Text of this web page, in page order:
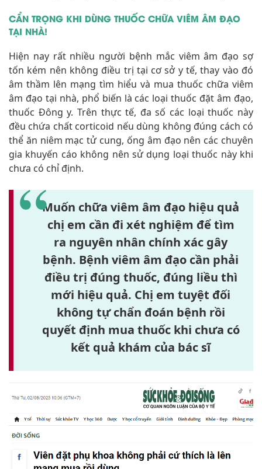
CẨN TRỌNG KHI DÙNG THUỐC CHỮA VIÊM ÂM ĐẠO
TẠI NHÀ!
Hiện nay rất nhiều người bệnh mắc viêm âm đạo sợ
tốn kém nên không điều trị tại cơ sở y tế, thay vào đó
âm thầm lên mạng tìm hiểu và mua thuốc chữa viêm
âm đạo tại nhà, phổ biến là các loại thuốc đặt âm đạo,
thuốc Đông y. Trên thực tế, đa số các loại thuốc này
đều chứa chất corticoid nếu dùng không đúng cách có
thể ăn niêm mạc tử cung, ống âm đạo nên các chuyên
gia khuyến cáo không nên sử dụng loại thuốc này khi
chưa có chỉ định.
Muốn chữa viêm âm đạo hiệu quả
chị em cần đi xét nghiệm để tìm
ra nguyên nhân chính xác gây
bệnh. Bệnh viêm âm đạo cần phải
điều trị đúng thuốc, đúng liều thì
mới hiệu quả. Chị em tuyệt đối
không tự chẩn đoán bệnh rồi
quyết định mua thuốc khi chưa có
kết quả khám của bác sĩ